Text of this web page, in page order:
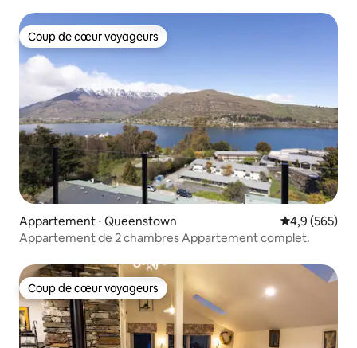
Coup de cœur voyageurs
Coup de cœur voyageurs
Appartement ⋅ Queenstown Évaluation
4,9 (565)
Appartement de 2 chambres Appartement complet.
Coup de cœur voyageurs
Coup de cœur voyageurs